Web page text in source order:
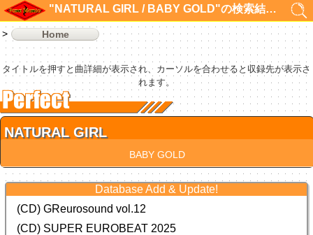
"NATURAL GIRL / BABY GOLD"の検索結果 1件
Home
タイトルを押すと曲詳細が表示され、カーソルを合わせると収録先が表示さ
れます。
NATURAL GIRL
BABY GOLD
Database Add & Update!
(CD) GReurosound vol.12
(CD) SUPER EUROBEAT 2025